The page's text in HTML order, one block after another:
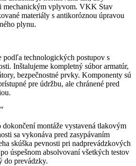
mechanickým vplyvom. VKK Stav
materiály s antikoróznou úpravou
plynu.
podľa technologických postupov s
Inštalujeme kompletný súbor armatúr,
bezpečnostné prvky. Komponenty sú
pre údržbu, ale chránené pred
montáže vystavená tlakovým
sa vykonáva pred zasypávaním
skúška pevnosti pri nadprevádzkových
úspešnom absolvovaní všetkých testov
do prevádzky.